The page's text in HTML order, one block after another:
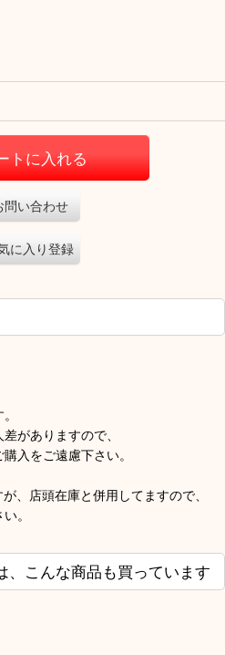
トに入れる
問い合わせ
に入り登録
がありますので、
入をご遠慮下さい。
、店頭在庫と併用してますので、
。
、こんな商品も買っています